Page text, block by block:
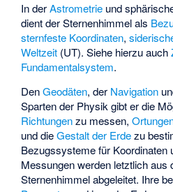
In derAstrometrie und
dient der Sternenhimmel als
sternfeste Koordinaten,
Weltzeit (UT). Siehe hierzu auch
Fundamentalsystem.
DenGeodäten, der Navigation
Sparten der Physik gibt er die
Richtungenzu messen,
und dieGestalt der Erdezu
Bezugssysteme für Koordinaten
Messungen werden letztlich aus
Sternenhimmel abgeleitet. Ihre